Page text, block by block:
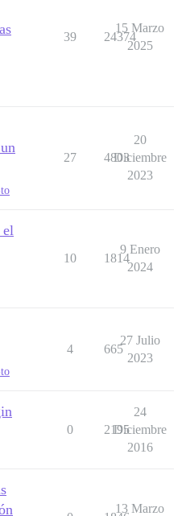
39 24374
15 Marzo
2025
27 4803
20
Diciembre
2023
el
10 1814
9 Enero
2024
4 665
27 Julio
2023
0 2195
24
Diciembre
2016
13 Marzo